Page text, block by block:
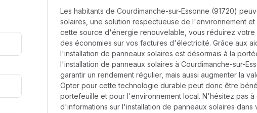
Les habitants de Courdimanche-sur-Essonne (91720)
solaires, une solution respectueuse de l'environnement et
cette source d'énergie renouvelable, vous réduirez votre
des économies sur vos factures d'électricité. Grâce aux
l'installation de panneaux solaires est désormais à la
l'installation de panneaux solaires à Courdimanche-sur-
garantir un rendement régulier, mais aussi augmenter la
Opter pour cette technologie durable peut donc être
portefeuille et pour l'environnement local. N'hésitez pas
d'informations sur l'installation de panneaux solaires dans